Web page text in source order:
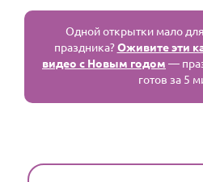
Одной открытки мало
праздника?Оживите эти
видео с Новым годом —
готов за 5